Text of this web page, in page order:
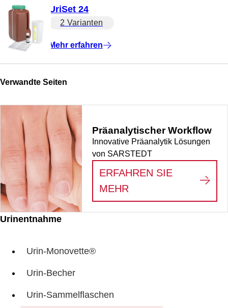
Urinentnahme
Urin-Monovette®
Urin-Becher
Urin-Sammelflaschen
UriSet 24
2 Varianten
Mehr erfahren
Verwandte Seiten
Präanalytischer Workflow
Innovative Präanalytik Lösungen
von SARSTEDT
ERFAHREN SIE
MEHR